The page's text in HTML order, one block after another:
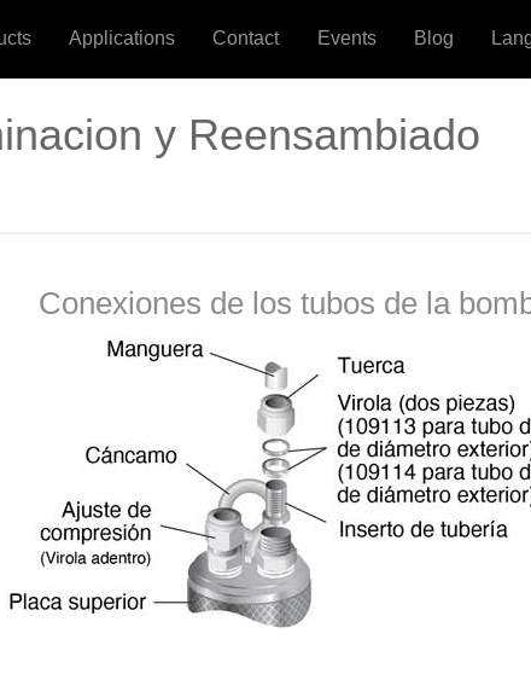
Applications Contact Events Blog
y Reensambiado
Conexiones de los tubos de la